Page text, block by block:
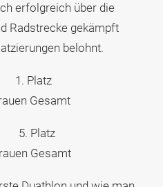
erfolgreich über die
Radstrecke gekämpft
belohnt.
Platz
Gesamt
5. Platz
Gesamt